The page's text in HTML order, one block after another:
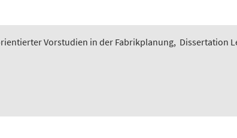
Vorstudien in der Fabrikplanung, Dissertation